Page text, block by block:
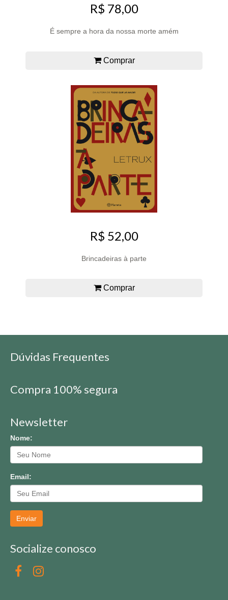
R$ 78,00
É sempre a hora da nossa morte amém
Comprar
R$ 52,00
Brincadeiras à parte
Comprar
Dúvidas Frequentes
Compra 100% segura
Newsletter
Nome:
Email:
Enviar
Socialize conosco